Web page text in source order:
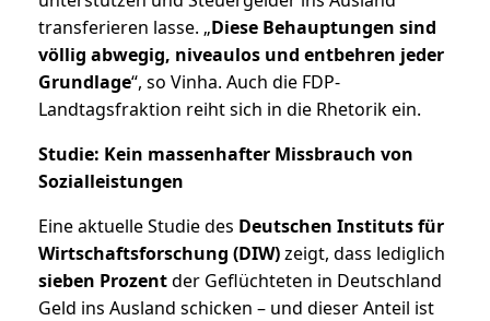
transferieren lasse. „Diese Behauptungen sind
völlig abwegig, niveaulos und entbehren jeder
Grundlage“, so Vinha. Auch die FDP-
Landtagsfraktion reiht sich in die Rhetorik ein.
Studie: Kein massenhafter Missbrauch von
Sozialleistungen
Eine aktuelle Studie des Deutschen Instituts für
Wirtschaftsforschung (DIW)zeigt, dass lediglich
sieben Prozentder Geflüchteten in Deutschland
Geld ins Ausland schicken – und dieser Anteil ist